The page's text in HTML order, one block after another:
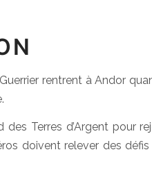
rentrent à Andor
Terres d’Argent pour
doivent relever des